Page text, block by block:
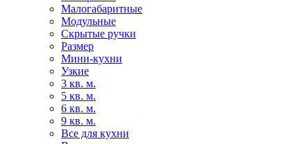
Малогабаритные
Модульные
Скрытые ручки
Размер
Мини-кухни
Узкие
3 кв. м.
5 кв. м.
6 кв. м.
9 кв. м.
Все для кухни